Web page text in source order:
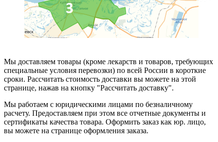
Мы доставляем товары (кроме лекарств и товаров, требующих
специальные условия перевозки) по всей России в короткие
сроки. Рассчитать стоимость доставки вы можете на этой
странице, нажав на кнопку "Рассчитать доставку".
Мы работаем с юридическими лицами по безналичному
расчету. Предоставляем при этом все отчетные документы и
сертификаты качества товара. Оформить заказ как юр. лицо,
вы можете на странице оформления заказа.